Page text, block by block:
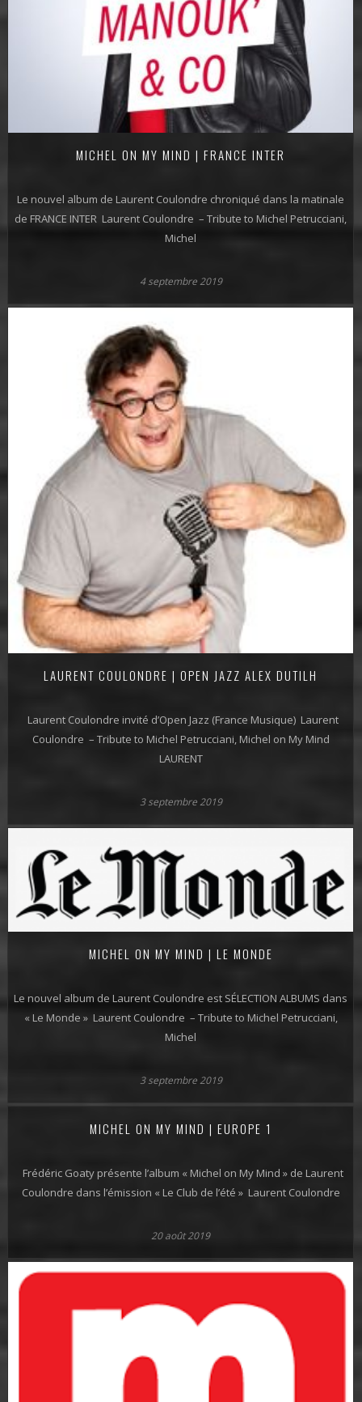
MICHEL ON MY MIND | FRANCE INTER
Le nouvel album de Laurent Coulondre chroniqué dans la matinale
de FRANCE INTER Laurent Coulondre – Tribute to Michel Petrucciani,
Michel
4 septembre 2019
LAURENT COULONDRE | OPEN JAZZ ALEX DUTILH
Laurent Coulondre invité d’Open Jazz (France Musique) Laurent
Coulondre – Tribute to Michel Petrucciani, Michel on My Mind
LAURENT
3 septembre 2019
MICHEL ON MY MIND | LE MONDE
Le nouvel album de Laurent Coulondre est SÉLECTION ALBUMS dans
« Le Monde » Laurent Coulondre – Tribute to Michel Petrucciani,
Michel
3 septembre 2019
MICHEL ON MY MIND | EUROPE 1
Frédéric Goaty présente l’album « Michel on My Mind » de Laurent
Coulondre dans l’émission « Le Club de l’été » Laurent Coulondre
20 août 2019